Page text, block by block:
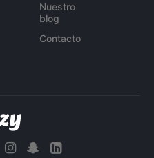
Nuestro
blog
Contacto